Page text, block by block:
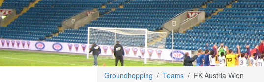
Groundhopping Teams FK Austria Wien